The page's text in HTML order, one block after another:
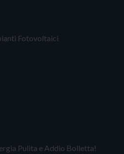
Fotovoltaici
Pulita e Addio Bolletta!